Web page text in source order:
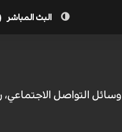
البث المباشر